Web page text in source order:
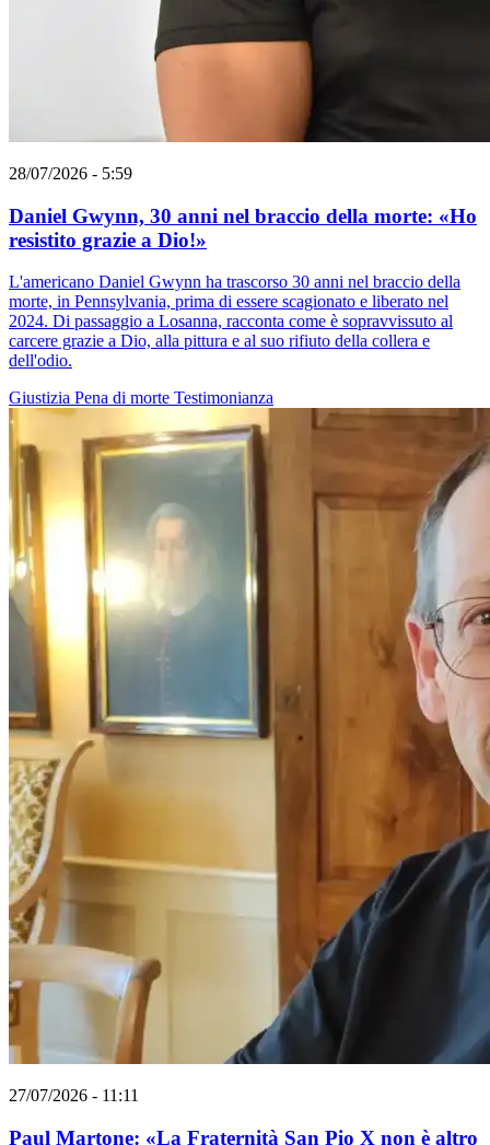
28/07/2026 - 5:59
Daniel Gwynn, 30 anni nel braccio della morte: «Ho
resistito grazie a Dio!»
L'americano Daniel Gwynn ha trascorso 30 anni nel braccio della
morte, in Pennsylvania, prima di essere scagionato e liberato nel
2024. Di passaggio a Losanna, racconta come è sopravvissuto al
carcere grazie a Dio, alla pittura e al suo rifiuto della collera e
dell'odio.
Giustizia Pena di morte Testimonianza
27/07/2026 - 11:11
Paul Martone: «La Fraternità San Pio X non è altro